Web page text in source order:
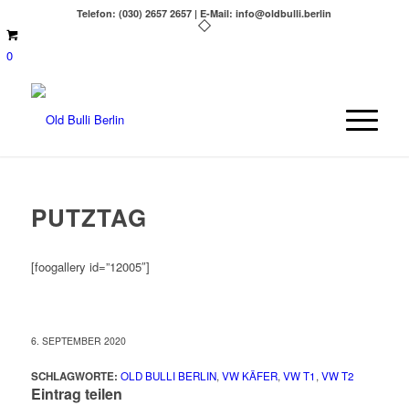
Telefon: (030) 2657 2657 | E-Mail: info@oldbulli.berlin
0
PUTZTAG
[foogallery id=”12005″]
6. SEPTEMBER 2020
SCHLAGWORTE: OLD BULLI BERLIN, VW KÄFER, VW T1 , VW T2
Eintrag teilen